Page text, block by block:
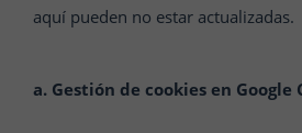
aquí pueden no estar actualizadas.
a. Gestión de cookies en Google